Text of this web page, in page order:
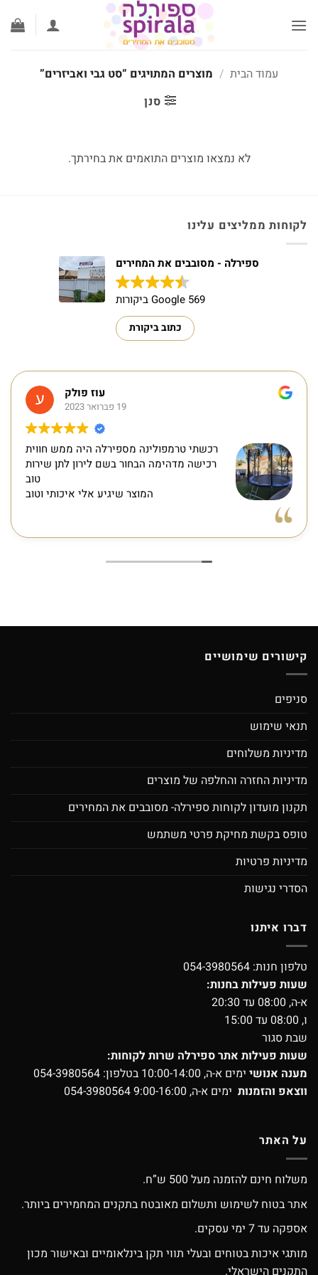
לתוכן
עמוד הבית / מוצרים המתויגים “סט גבי ואביזרים”
סנן
לא נמצאו מוצרים התואמים את בחירתך.
לקוחות ממליצים עלינו
ספירלה - מסובבים את המחירים
569 Google ביקורות
כתוב ביקורת
עוז פולק
19 פברואר 2023
רכשתי טרמפולינה מספירלה היה ממש חווית
רכישה מדהימה הבחור בשם לירון לתן שירות
טוב
המוצר שיגיע אלי איכותי וטוב
קישורים שימושיים
סניפים
תנאי שימוש
מדיניות משלוחים
מדיניות החזרה והחלפה של מוצרים
תקנון מועדון לקוחות ספירלה- מסובבים את המחירים
טופס בקשת מחיקת פרטי משתמש
מדיניות פרטיות
הסדרי נגישות
דברו איתנו
טלפון חנות: 054-3980564
שעות פעילות בחנות:
א-ה, 08:00 עד 20:30
ו, 08:00 עד 15:00
שבת סגור
שעות פעילות אתר ספירלה שרות לקוחות:
מענה אנושי ימים א-ה, 10:00-14:00 בטלפון:
054-3980564
ווצאפ והזמנות ימים א-ה, 9:00-16:00 054-3980564
על האתר
משלוח חינם להזמנה מעל 500 ש”ח.
אתר בטוח לשימוש ותשלום מאובטח בתקנים המחמירים ביותר.
אספקה עד 7 ימי עסקים.
מותגי איכות בטוחים ובעלי תווי תקן בינלאומיים ובאישור מכון
התקנים הישראלי.